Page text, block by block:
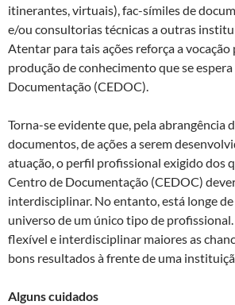
itinerantes, virtuais), fac-símiles de
e/ou consultorias técnicas a outras
Atentar para tais ações reforça a vocação
produção de conhecimento que se
Documentação (CEDOC).
Torna-se evidente que, pela abrangência
documentos, de ações a serem
atuação, o perfil profissional exigido dos
Centro de Documentação (CEDOC)
interdisciplinar. No entanto, está longe
universo de um único tipo de
flexível e interdisciplinar maiores as
bons resultados à frente de uma
Alguns cuidados